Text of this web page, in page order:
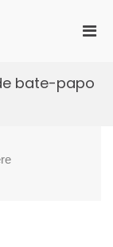
bate-papo